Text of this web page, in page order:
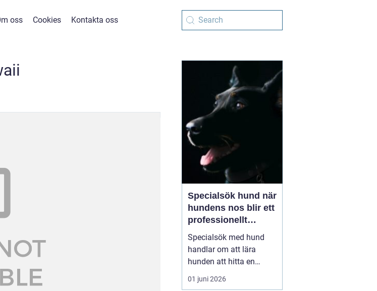
oss Cookies Kontakta oss
Specialsök hund när
hundens nos blir ett
professionellt
verktyg
Specialsök med hund
handlar om att lära
hunden att hitta en
specifik doft, till exempel
narkotika, vägglöss,
01 juni 2026